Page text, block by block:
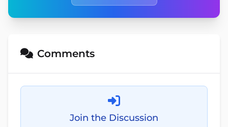
Comments
Join the Discussion